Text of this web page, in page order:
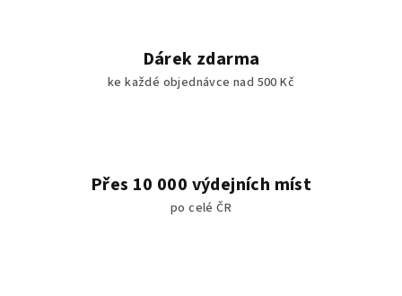
ý
p
Dárek zdarma
ke každé objednávce nad 500 Kč
Přes 10 000 výdejních míst
po celé ČR